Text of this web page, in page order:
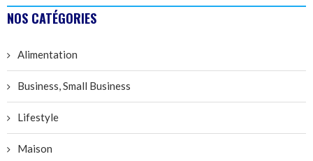
NOS CATÉGORIES
Alimentation
Business, Small Business
Lifestyle
Maison